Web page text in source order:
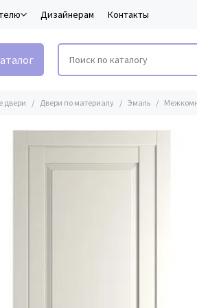
Дизайнерам Контакты
двери Двери по материалу Эмаль